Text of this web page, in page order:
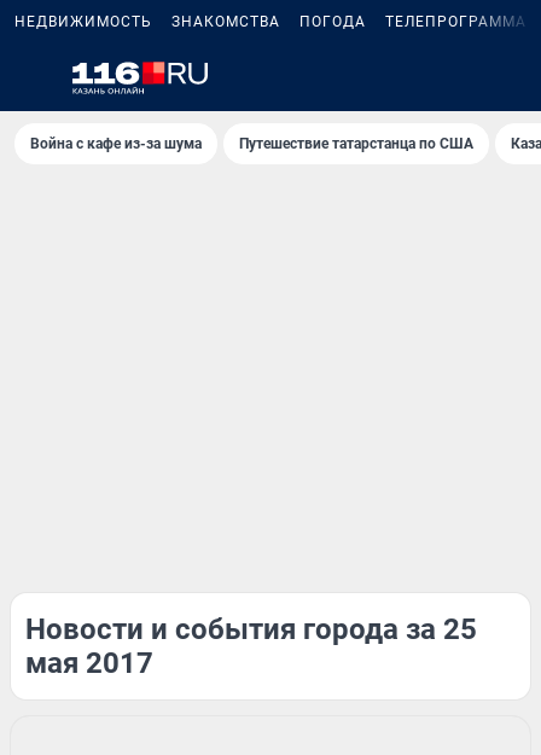
НЕДВИЖИМОСТЬ ЗНАКОМСТВА ПОГОДА ТЕЛЕПРОГРАММА
Война с кафе из-за шума Путешествие татарстанца по США
Новости и события города за 25
мая 2017